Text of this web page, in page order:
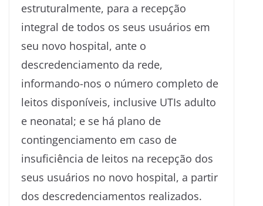
estruturalmente, para a recepção
integral de todos os seus usuários em
seu novo hospital, ante o
descredenciamento da rede,
informando-nos o número completo de
leitos disponíveis, inclusive UTIs adulto
e neonatal; e se há plano de
contingenciamento em caso de
insuficiência de leitos na recepção dos
seus usuários no novo hospital, a partir
dos descredenciamentos realizados.